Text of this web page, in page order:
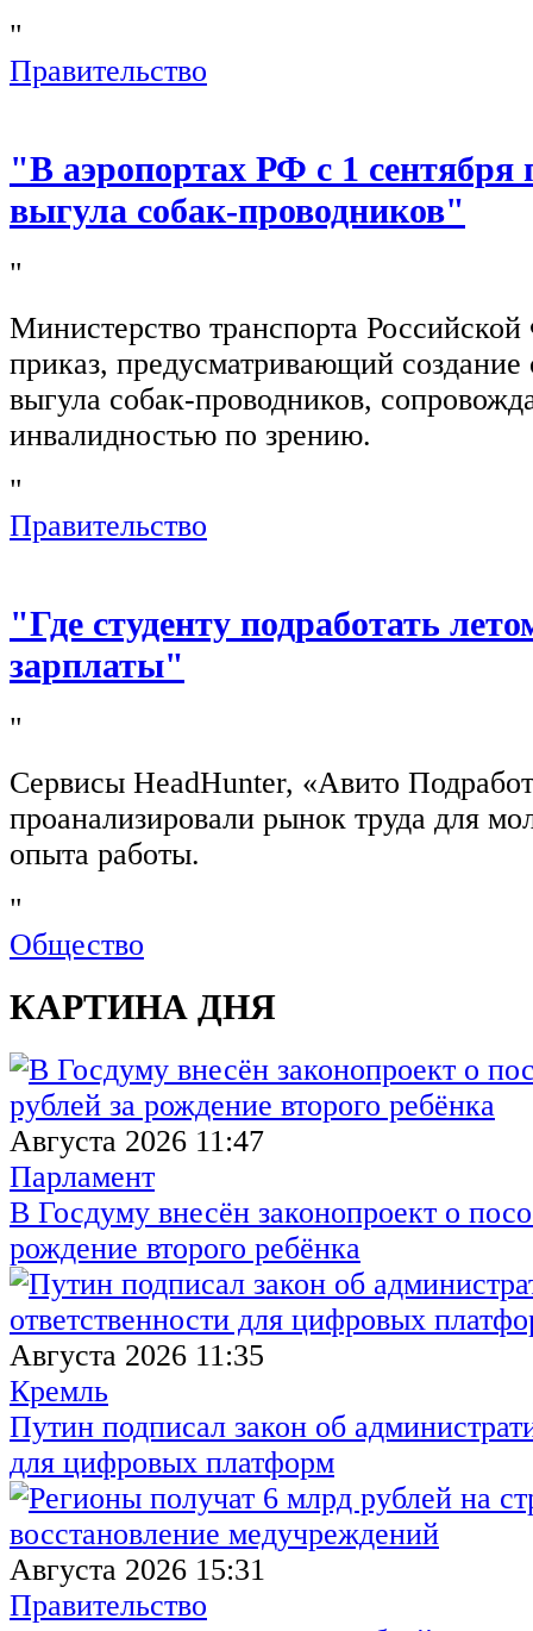
"
Правительство
"В аэропортах РФ с 1 сентября
выгула собак-проводников"
"
Министерство транспорта
приказ, предусматривающий создание
выгула собак-проводников,
инвалидностью по зрению.
"
Правительство
"Где студенту подработать
зарплаты"
"
Сервисы HeadHunter, «Авито
проанализировали рынок труда для
опыта работы.
"
Общество
КАРТИНА ДНЯ
Августа 2026 11:47
Парламент
В Госдуму внесён законопроект о
рождение второго ребёнка
Августа 2026 11:35
Кремль
Путин подписал закон об
для цифровых платформ
Августа 2026 15:31
Правительство